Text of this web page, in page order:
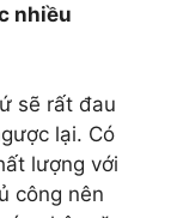
nhiều
sẽ rất đau
lại. Có
lượng với
công nên